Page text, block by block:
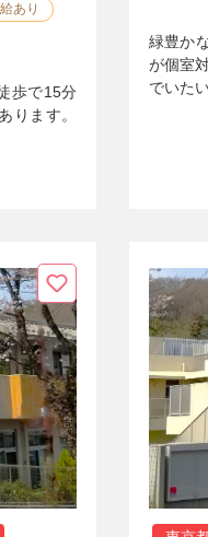
あり
歩で15分
ります。
緑豊か
が個室
でいた